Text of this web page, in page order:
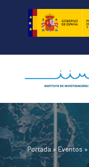
Saltar
contenido
Portada» Eventos »